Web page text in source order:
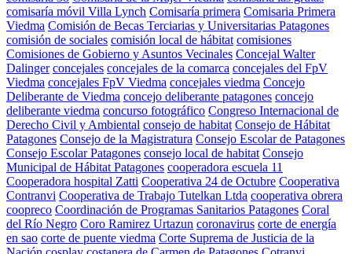
comisaría móvil Villa Lynch Comisaría primera Comisaria Primera
Viedma Comisión de Becas Terciarias y Universitarias Patagones
comisión de sociales comisión local de hábitat comisiones
Comisiones de Gobierno y Asuntos Vecinales Concejal Walter
Dalinger concejales concejales de la comarca concejales del FpV
Viedma concejales FpV Viedma concejales viedma Concejo
Deliberante de Viedma concejo deliberante patagones concejo
deliberante viedma concurso fotográfico Congreso Internacional de
Derecho Civil y Ambiental consejo de habitat Consejo de Hábitat
Patagones Consejo de la Magistratura Consejo Escolar de Patagones
Consejo Escolar Patagones consejo local de habitat Consejo
Municipal de Hábitat Patagones cooperadora escuela 11
Cooperadora hospital Zatti Cooperativa 24 de Octubre Cooperativa
Contranvi Cooperativa de Trabajo Tutelkan Ltda cooperativa obrera
coopreco Coordinación de Programas Sanitarios Patagones Coral
del Río Negro Coro Ramirez Urtazun coronavirus corte de energía
en sao corte de puente viedma Corte Suprema de Justicia de la